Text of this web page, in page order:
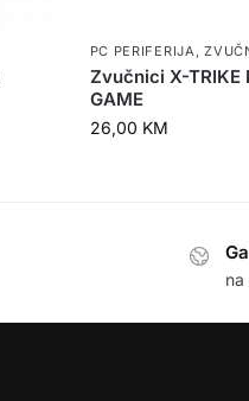
PC PERIFERIJA,
Zvučnici X-TRIKE
GAME
26,00 KM